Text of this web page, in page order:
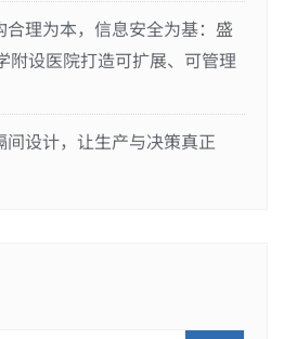
合理为本，信息安全为基：盛
附设医院打造可扩展、可管理
设计，让生产与决策真正